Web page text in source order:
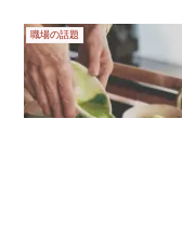
職場の話題